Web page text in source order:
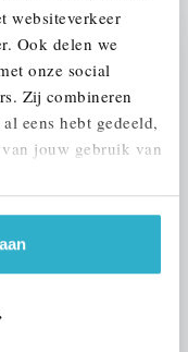
websiteverkeer
Ook delen we
onze social
Zij combineren
eens hebt gedeeld,
jouw gebruik van
Stap 1 van 3